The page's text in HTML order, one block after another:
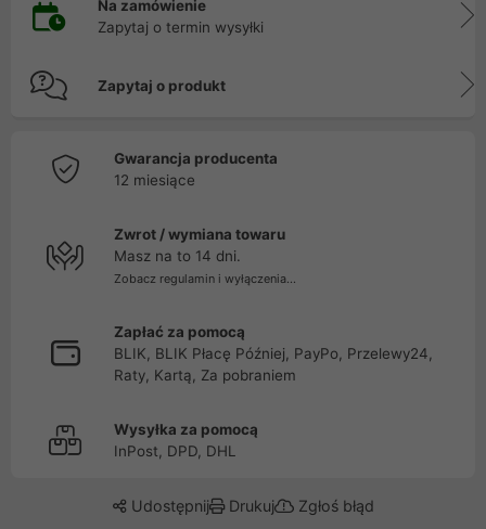
Na zamówienie
Zapytaj o termin wysyłki
Zapytaj o produkt
Gwarancja producenta
12 miesiące
Zwrot / wymiana towaru
Masz na to 14 dni.
Zobacz regulamin i wyłączenia...
Zapłać za pomocą
BLIK, BLIK Płacę Później, PayPo, Przelewy24,
Raty, Kartą, Za pobraniem
Wysyłka za pomocą
InPost, DPD, DHL
Udostępnij Drukuj Zgłoś błąd